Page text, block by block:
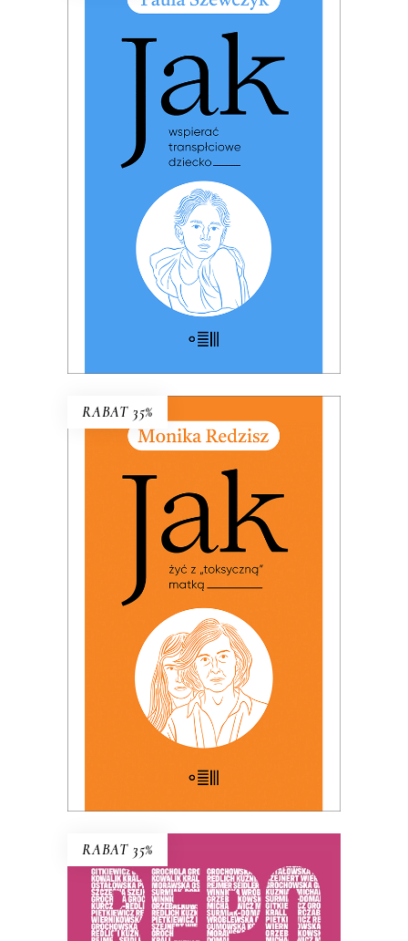
E-BOOK DO KOSZYKA
JAK WSPIERAĆ
TRANSPŁCIOWE DZIECKO
PREMIERA: 17 listopada 2025
49.99zł 32.49
KSIĄŻKA DO KOSZYKA
RABAT 35%
E-BOOK DO KOSZYKA
JAK ŻYĆ Z „TOKSYCZNĄ”
MATKĄ
PREMIERA: 24 listopada 2025
49.99zł 32.49
KSIĄŻKA DO KOSZYKA
RABAT 35%